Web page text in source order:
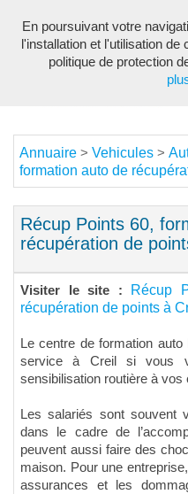
Annuaire > Vehicules >
formation auto de
Récup Points 60,
récupération de
Visiter le site :
Récup
récupération de points à
Le centre de formation
service à Creil si vous
sensibilisation routière à vos
Les salariés sont souvent
dans le cadre de
peuvent aussi faire des
maison. Pour une
assurances et les
En poursuivant votre
l'installation et l'utilisation
politique de protection